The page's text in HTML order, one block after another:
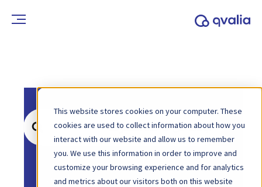
This website stores cookies on your computer. These
cookies are used to collect information about how you
interact with our website and allow us to remember
you. We use this information in order to improve and
customize your browsing experience and for analytics
and metrics about our visitors both on this website
ابحث
عن
الصفحة الرئيسية
قاعدة المعرفة
الحساب والفواتير